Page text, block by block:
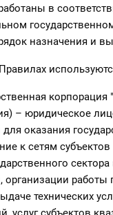
в
назначения и
– юридическое
для оказания
к сетям
организации
технических